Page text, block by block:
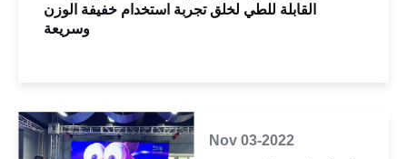
القابلة للطي لخلق تجربة استخدام خفيفة الوزن
وسريعة
Nov 03-2022